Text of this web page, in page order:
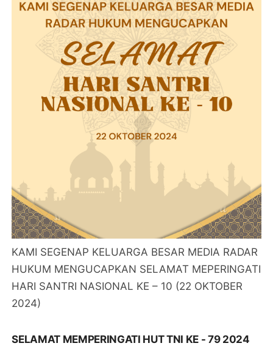
KAMI SEGENAP KELUARGA BESAR MEDIA RADAR
HUKUM MENGUCAPKAN SELAMAT MEPERINGATI
HARI SANTRI NASIONAL KE – 10 (22 OKTOBER
2024)
SELAMAT MEMPERINGATI HUT TNI KE - 79 2024